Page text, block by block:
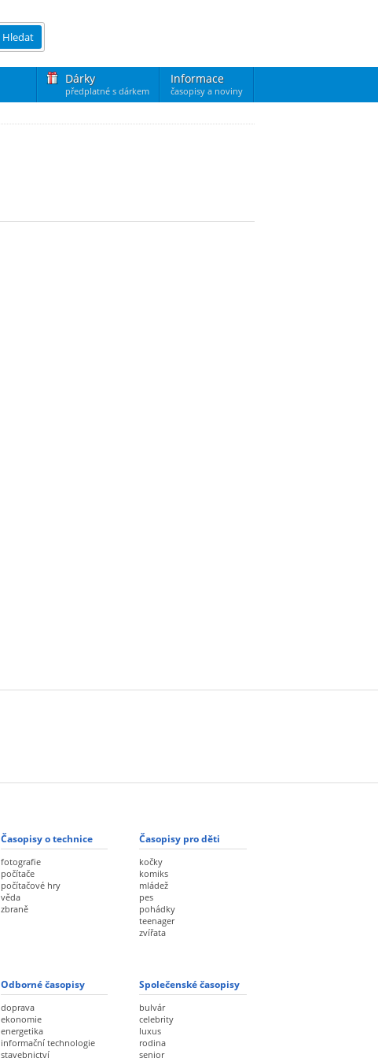
Dárky
předplatné s dárkem
Informace
časopisy a noviny
Hledat
Časopisy o technice
fotografie
počítače
počítačové hry
věda
zbraně
Časopisy pro děti
kočky
komiks
mládež
pes
pohádky
teenager
zvířata
Odborné časopisy
doprava
ekonomie
energetika
informační technologie
stavebnictví
Společenské časopisy
bulvár
celebrity
luxus
rodina
senior